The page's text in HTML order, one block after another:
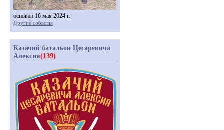
основан 16 мая 2024 г.
Другие события
Казачий батальон Цесаревича
Алексия(139)